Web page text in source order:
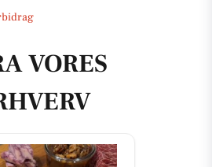
VORES